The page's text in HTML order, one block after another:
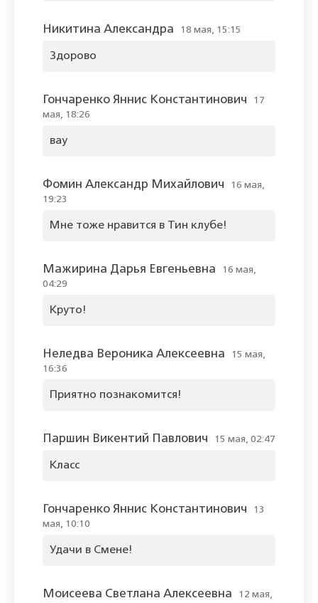
Никитина Александра 18 мая, 15:15
Здорово
Гончаренко Яннис Константинович
17
мая, 18:26
вау
Фомин Александр Михайлович
16 мая,
19:23
Мне тоже нравится в Тин клубе!
Мажирина Дарья Евгеньевна
16 мая,
04:29
Круто!
Неледва Вероника Алексеевна
15 мая,
16:36
Приятно познакомится!
Паршин Викентий Павлович 15 мая, 02:47
Класс
Гончаренко Яннис Константинович
13
мая, 10:10
Удачи в Смене!
Моисеева Светлана Алексеевна
12 мая,